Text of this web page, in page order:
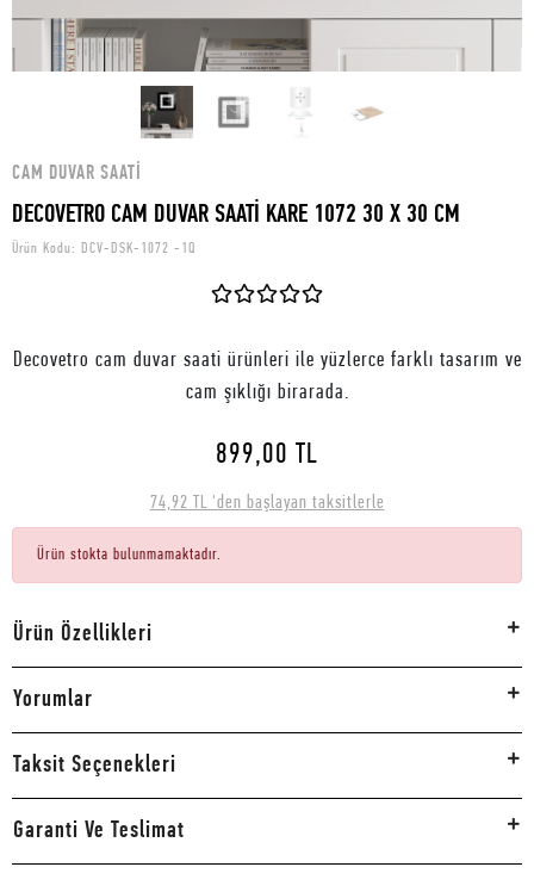
CAM DUVAR SAATI
DECOVETRO CAM DUVAR SAATİ KARE 1072 30 X 30 CM
Ürün Kodu: DCV-DSK-1072 -1Q
Decovetro cam duvar saati ürünleri ile yüzlerce farklı tasarım ve
cam şıklığı birarada.
899,00 TL
74,92 TL 'den başlayan taksitlerle
Ürün stokta bulunmamaktadır.
Ürün Özellikleri
Yorumlar
Taksit Seçenekleri
Garanti Ve Teslimat